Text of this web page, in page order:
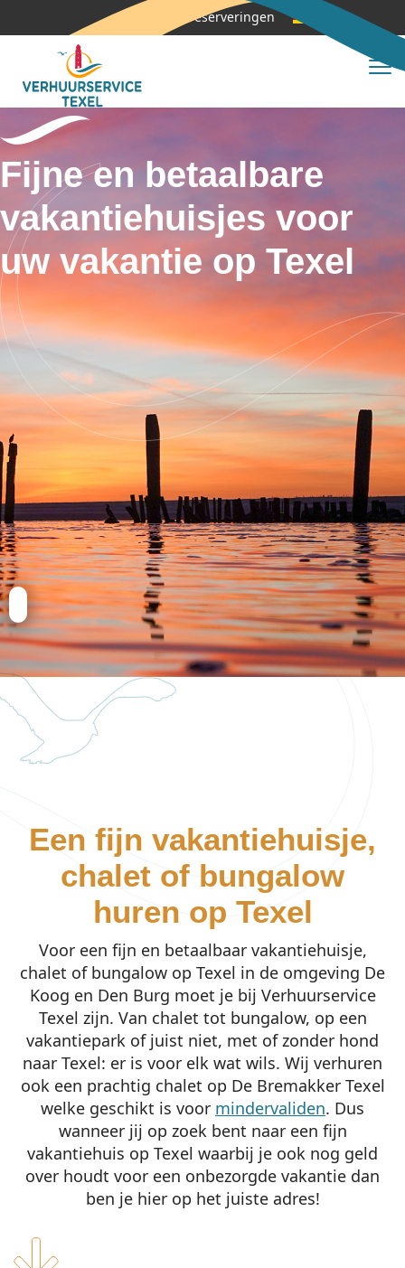
Mijn reserveringen
Fijne en betaalbare
vakantiehuisjes voor
uw vakantie op Texel
Een fijn vakantiehuisje,
chalet of bungalow
huren op Texel
Voor een fijn en betaalbaar vakantiehuisje,
chalet of bungalow op Texel in de omgeving De
Koog en Den Burg moet je bij Verhuurservice
Texel zijn. Van chalet tot bungalow, op een
vakantiepark of juist niet, met of zonder hond
naar Texel: er is voor elk wat wils. Wij verhuren
ook een prachtig chalet op De Bremakker Texel
welke geschikt is voor mindervaliden. Dus
wanneer jij op zoek bent naar een fijn
vakantiehuis op Texel waarbij je ook nog geld
over houdt voor een onbezorgde vakantie dan
ben je hier op het juiste adres!